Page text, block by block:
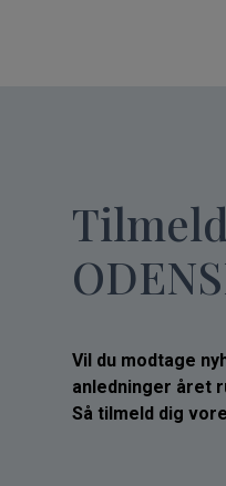
Vil du modtage
anledninger året
Så tilmeld dig